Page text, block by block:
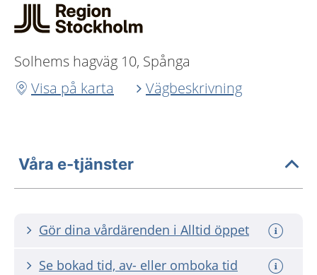
Solhems hagväg 10, Spånga
Visa på karta
Vägbeskrivning
Våra e-tjänster
Gör dina vårdärenden i Alltid öppet
Se bokad tid, av- eller omboka tid